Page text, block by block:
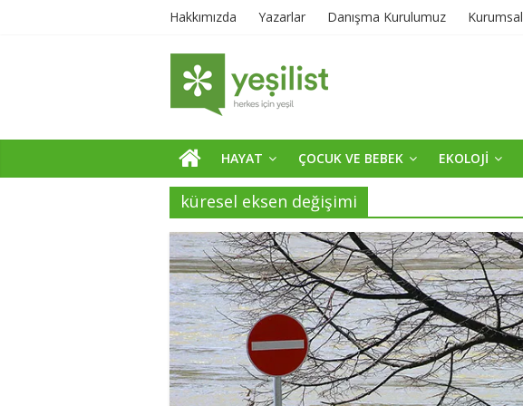
Hakkımızda Yazarlar Danışma Kurulumuz Kurumsal
HAYAT ÇOCUK VE BEBEK EKOLOJİ
küresel eksen değişimi